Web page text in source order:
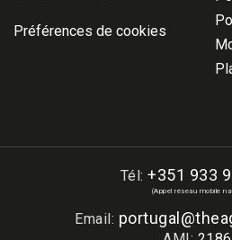
Préférences de cookies
Tél:+351 933
(Appel réseau mobile
Email: